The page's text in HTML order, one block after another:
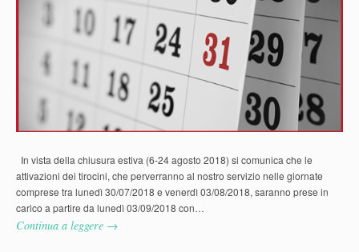
In vista della chiusura estiva (6-24 agosto 2018) si comunica che le
attivazioni dei tirocini, che perverranno al nostro servizio nelle giornate
comprese tra lunedì 30/07/2018 e venerdì 03/08/2018, saranno prese in
carico a partire da lunedì 03/09/2018 con…
Continua a leggere →